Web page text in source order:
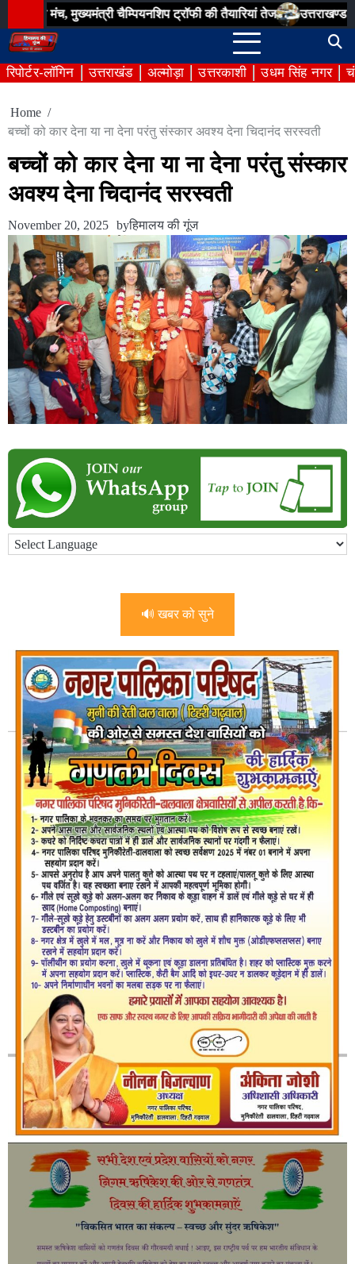
to
content
चैम्पियनशिप ट्रॉफी की तैयारियां तेज उत्तराखण्ड राज्य
रिपोर्टर-लॉगिन उत्तराखंड अल्मोड़ा उत्तरकाशी उधम सिंह नगर
Home
बच्चों को कार देना या ना देना परंतु संस्कार अवश्य देना चिदानंद सरस्वती
बच्चों को कार देना या ना देना परंतु संस्कार
अवश्य देना चिदानंद सरस्वती
November 20, 2025 byहिमालय की गूंज
🔊 खबर को सुने